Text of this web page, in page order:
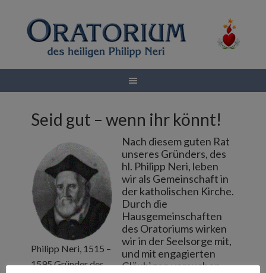
Seid gut – wenn ihr könnt!
Philipp Neri, 1515 –
1595 Gründer des
Nach diesem guten Rat
unseres Gründers, des
hl. Philipp Neri, leben
wir als Gemeinschaft in
der katholischen Kirche.
Durch die
Hausgemeinschaften
des Oratoriums wirken
wir in der Seelsorge mit,
und mit engagierten
Gläubigen versuchen